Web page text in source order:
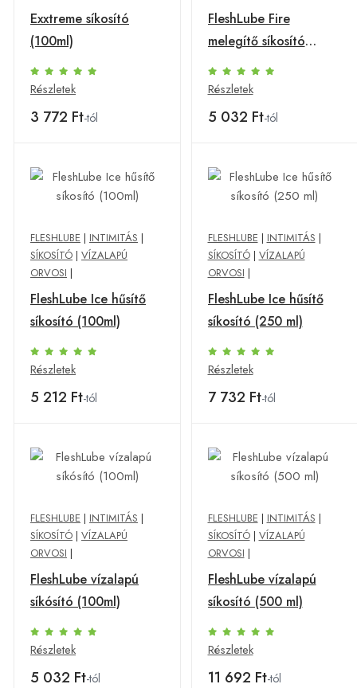
Exxtreme síkosító
(100ml)
Részletek
3 772 Ft-tól
FleshLube Fire
melegítő síkosító
(100ml)
Részletek
5 032 Ft-tól
FLESHLUBE | INTIMITÁS |
SÍKOSÍTÓ | VÍZALAPÚ
ORVOSI |
FleshLube Ice hűsítő
síkosító (100ml)
Részletek
5 212 Ft-tól
FLESHLUBE | INTIMITÁS |
SÍKOSÍTÓ| VÍZALAPÚ
ORVOSI |
FleshLube Ice hűsítő
síkosító (250 ml)
Részletek
7 732 Ft-tól
FLESHLUBE | INTIMITÁS |
SÍKOSÍTÓ | VÍZALAPÚ
ORVOSI |
FleshLube vízalapú
síkósító (100ml)
Részletek
5 032 Ft-tól
FLESHLUBE | INTIMITÁS |
SÍKOSÍTÓ| VÍZALAPÚ
ORVOSI |
FleshLube vízalapú
síkosító (500 ml)
Részletek
11 692 Ft-tól